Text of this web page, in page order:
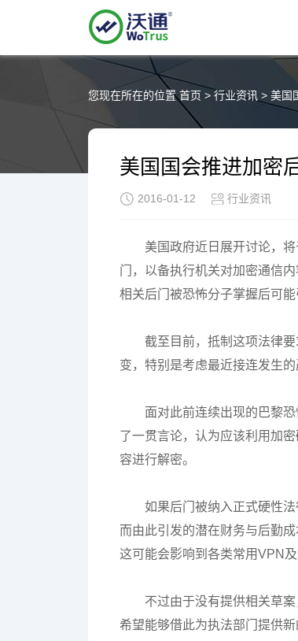
您现在所在的位置首页 > 行业资讯 > 美国
美国国会推进加密
2016-01-12 行业资讯
美国政府近日展开讨论，
门，以备执行机关对加密通信
相关后门被恐怖分子掌握后可能
截至目前，抵制这项法律
变，特别是考虑最近接连发生的
面对此前连续出现的巴黎
了一贯言论，认为应该利用加
容进行解密。
如果后门被纳入正式硬性
而由此引发的潜在财务与后勤
这可能会影响到各类常用VPN
不过由于没有提供相关草
希望能够借此为执法部门提供新